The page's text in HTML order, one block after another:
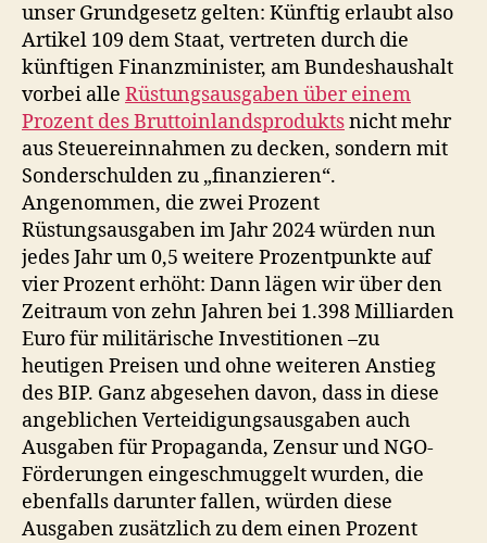
unser Grundgesetz gelten: Künftig erlaubt also
Artikel 109 dem Staat, vertreten durch die
künftigen Finanzminister, am Bundeshaushalt
vorbei alle Rüstungsausgaben über einem
Prozent des Bruttoinlandsproduktsnicht mehr
aus Steuereinnahmen zu decken, sondern mit
Sonderschulden zu „finanzieren“.
Angenommen, die zwei Prozent
Rüstungsausgaben im Jahr 2024 würden nun
jedes Jahr um 0,5 weitere Prozentpunkte auf
vier Prozent erhöht: Dann lägen wir über den
Zeitraum von zehn Jahren bei 1.398 Milliarden
Euro für militärische Investitionen –zu
heutigen Preisen und ohne weiteren Anstieg
des BIP. Ganz abgesehen davon, dass in diese
angeblichen Verteidigungsausgaben auch
Ausgaben für Propaganda, Zensur und NGO-
Förderungen eingeschmuggelt wurden, die
ebenfalls darunter fallen, würden diese
Ausgaben zusätzlich zu dem einen Prozent